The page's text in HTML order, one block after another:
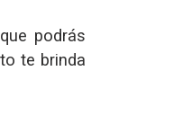
podrás
te brinda